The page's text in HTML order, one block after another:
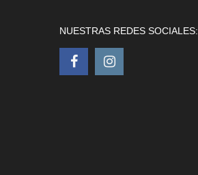
NUESTRAS REDES SOCIALES: